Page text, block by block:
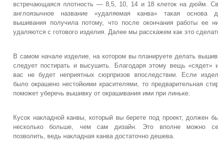
встречающаяся плотность — 8,5, 10, 14 и 18 клеток на дюйм.
англоязычное название «удаляемая канва» такая основа
вышивания получила потому, что после окончания работы ее
удаляются с готового изделия. Далее мы расскажем как это
В самом начале изделие, на котором вы планируете делать
следует постирать и высушить. Благодаря этому вещь «сядет»
вас не будет неприятных сюрпризов впоследствии. Если
было окрашено нестойкими красителями, то предварительная
поможет уберечь вышивку от окрашивания ими при линьке.
Кусок накладной канвы, который вы берете под проект, должен
несколько больше, чем сам дизайн. Это вполне можно
позволить, ведь накладная канва достаточно дешева.